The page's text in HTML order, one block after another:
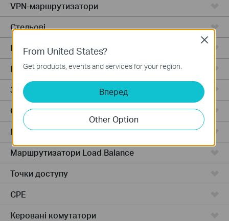
VPN-маршрутизатори
Стельові
Відеореєстратори
Роутери з розподілом навантаження
Зовнішні точки
Стельові
Маршрутизатори з балансування навантаження
Маршрутизатори Load Balance
Точки доступу
CPE
Керовані комутатори
From United States?
Get products, events and services for your region.
Вперед
Other Option
Close